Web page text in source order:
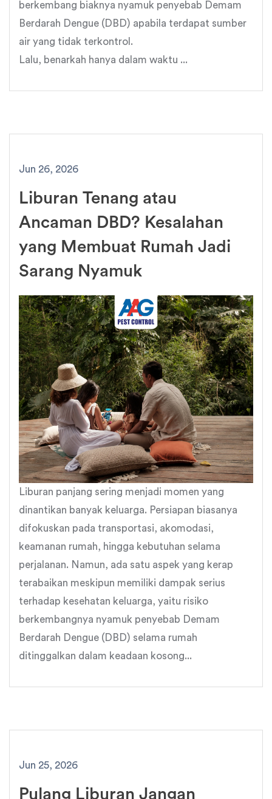
berkembang biaknya nyamuk penyebab Demam
Berdarah Dengue (DBD) apabila terdapat sumber
air yang tidak terkontrol.
Lalu, benarkah hanya dalam waktu ...
Jun 26, 2026
Liburan Tenang atau
Ancaman DBD? Kesalahan
yang Membuat Rumah Jadi
Sarang Nyamuk
Liburan panjang sering menjadi momen yang
dinantikan banyak keluarga. Persiapan biasanya
difokuskan pada transportasi, akomodasi,
keamanan rumah, hingga kebutuhan selama
perjalanan. Namun, ada satu aspek yang kerap
terabaikan meskipun memiliki dampak serius
terhadap kesehatan keluarga, yaitu risiko
berkembangnya nyamuk penyebab Demam
Berdarah Dengue (DBD) selama rumah
ditinggalkan dalam keadaan kosong...
Jun 25, 2026
Pulang Liburan Jangan